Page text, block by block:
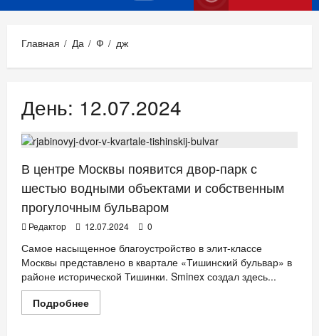
Главная Да Ф дж
День: 12.07.2024
В центре Москвы появится двор-парк с
шестью водными объектами и собственным
прогулочным бульваром
Редактор 12.07.2024 0
Самое насыщенное благоустройство в элит-классе
Москвы представлено в квартале «Тишинский бульвар» в
районе исторической Тишинки. Sminex создал здесь...
ПодробнееПрочитать
больше